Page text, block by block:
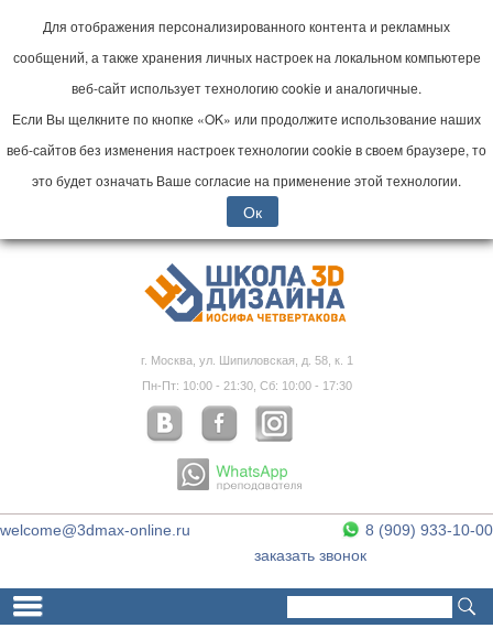
Для отображения персонализированного контента и рекламных
сообщений, а также хранения личных настроек на локальном компьютере
веб-сайт использует технологию cookie и аналогичные.
Если Вы щелкните по кнопке «OK» или продолжите использование наших
веб-сайтов без изменения настроек технологии cookie в своем браузере, то
это будет означать Ваше согласие на применение этой технологии.
Ок
г. Москва, ул. Шипиловская, д. 58, к. 1
Пн-Пт: 10:00 - 21:30, Сб: 10:00 - 17:30
welcome@3dmax-online.ru
8 (909) 933-10-00
заказать звонок